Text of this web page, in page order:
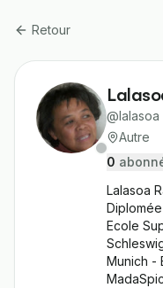
Retour
@lalasoa
Autre
0
Lalasoa
Ecole
Munich -